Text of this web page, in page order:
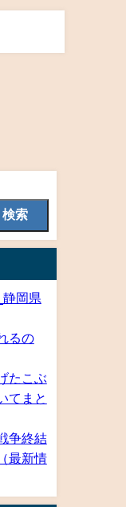
検索
岡県
るの
たこぶ
てまと
争終結
最新情